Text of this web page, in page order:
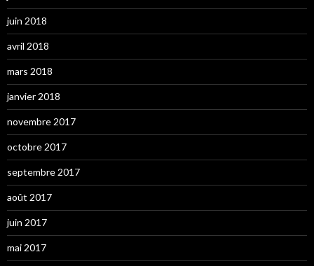
juin 2018
avril 2018
mars 2018
janvier 2018
novembre 2017
octobre 2017
septembre 2017
août 2017
juin 2017
mai 2017